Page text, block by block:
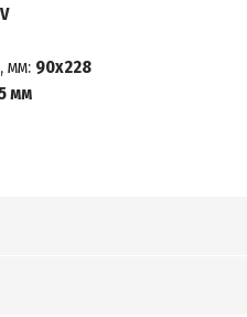
мм: 90х228
мм